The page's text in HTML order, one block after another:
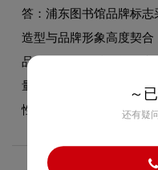
答：浦东图书馆品牌标
造型与品牌形象高度契
品牌的图形设计风格。
量，使整体标志在不同
性。
～
还有疑